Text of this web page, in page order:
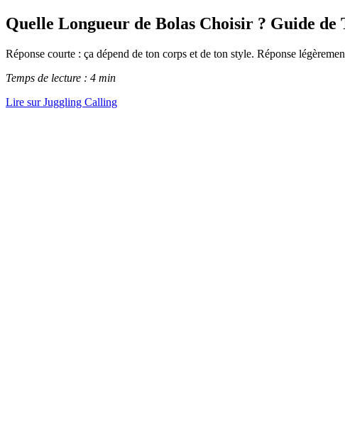
Quelle Longueur de Bolas Choisir ? Guide de
Réponse courte : ça dépend de ton corps et de ton style. Réponse
Temps de lecture : 4 min
Lire sur Juggling Calling